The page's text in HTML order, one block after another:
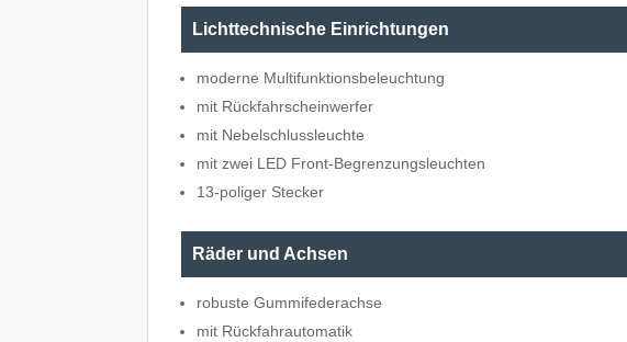
Lichttechnische Einrichtungen
moderne Multifunktionsbeleuchtung
mit Rückfahrscheinwerfer
mit Nebelschlussleuchte
mit zwei LED Front-Begrenzungsleuchten
13-poliger Stecker
Räder und Achsen
robuste Gummifederachse
mit Rückfahrautomatik